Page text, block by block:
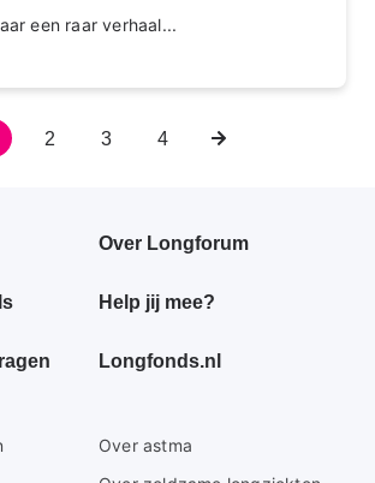
een raar verhaal...
Pagina
2 Pagina
3 Pagina
4
Volgende
Over Longforum
Help jij mee?
Longfonds.nl
Over astma